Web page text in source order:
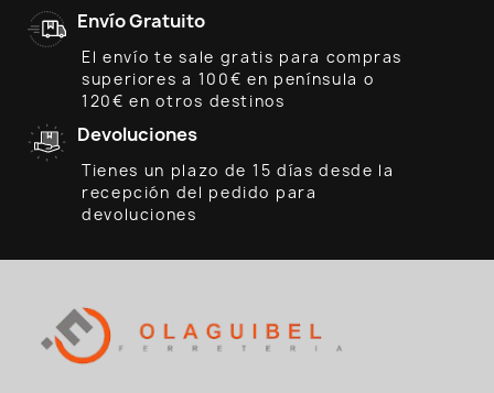
Envío Gratuito
El envío te sale gratis para compras
superiores a 100€ en península o
120€ en otros destinos
Devoluciones
Tienes un plazo de 15 días desde la
recepción del pedido para
devoluciones